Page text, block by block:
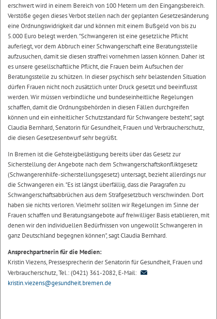
erschwert wird in einem Bereich von 100 Metern um den Eingangsbereich.
Verstöße gegen dieses Verbot stellen nach der geplanten Gesetzesänderung
eine Ordnungswidrigkeit dar und können mit einem Bußgeld von bis zu
5.000 Euro belegt werden. "Schwangeren ist eine gesetzliche Pflicht
auferlegt, vor dem Abbruch einer Schwangerschaft eine Beratungsstelle
aufzusuchen, damit sie diesen straffrei vornehmen lassen können. Daher ist
es unsere gesellschaftliche Pflicht, die Frauen beim Aufsuchen der
Beratungsstelle zu schützen. In dieser psychisch sehr belastenden Situation
dürfen Frauen nicht noch zusätzlich unter Druck gesetzt und beeinflusst
werden. Wir müssen verbindliche und bundeseinheitliche Regelungen
schaffen, damit die Ordnungsbehörden in diesen Fällen durchgreifen
können und ein einheitlicher Schutzstandard für Schwangere besteht", sagt
Claudia Bernhard, Senatorin für Gesundheit, Frauen und Verbraucherschutz,
die diesen Gesetzesentwurf sehr begrüßt.
In Bremen ist die Gehsteigbelästigung bereits über das Gesetz zur
Sicherstellung der Angebote nach dem Schwangerschaftskonfliktgesetz
(Schwangerenhilfe-sicherstellungsgesetz) untersagt, bezieht allerdings nur
die Schwangeren ein. "Es ist längst überfällig, dass die Paragrafen zu
Schwangerschaftsabbrüchen aus dem Strafgesetzbuch verschwinden. Dort
haben sie nichts verloren. Vielmehr sollten wir Regelungen im Sinne der
Frauen schaffen und Beratungsangebote auf freiwilliger Basis etablieren, mit
denen wir den individuellen Bedürfnissen von ungewollt Schwangeren in
ganz Deutschland begegnen können", sagt Claudia Bernhard.
Ansprechpartnerin für die Medien:
Kristin Viezens, Pressesprecherin der Senatorin für Gesundheit, Frauen und
Verbraucherschutz, Tel.: (0421) 361-2082, E-Mail:
kristin.viezens@gesundheit.bremen.de